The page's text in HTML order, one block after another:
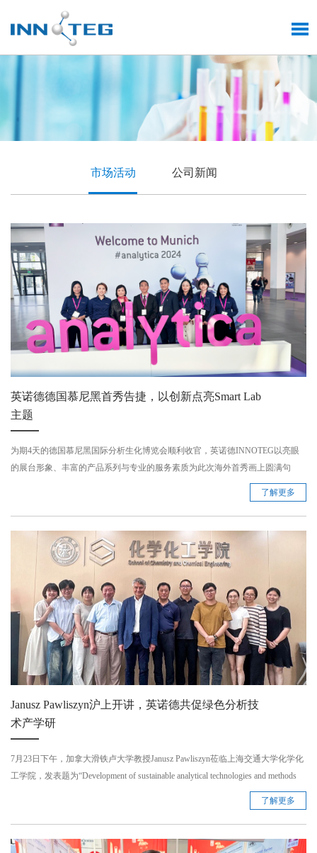
品质铸就技术前沿
市场活动 公司新闻
英诺德德国慕尼黑首秀告捷，以创新点亮Smart Lab
主题
为期4天的德国慕尼黑国际分析生化博览会顺利收官，英诺德INNOTEG以亮眼
的展台形象、丰富的产品系列与专业的服务素质为此次海外首秀画上圆满句
了解更多
Janusz Pawliszyn沪上开讲，英诺德共促绿色分析技
术产学研
7月23日下午，加拿大滑铁卢大学教授Janusz Pawliszyn莅临上海交通大学化学化
工学院，发表题为“Development of sustainable analytical technologies and methods
based on chemical biopsy SPME probes”的学术报告。此次报告不仅展示了可持续
分析技术的前沿进展，更进一步夯实了Janusz Pawliszyn教授与英诺德的深度合
作关系。 ...
了解更多